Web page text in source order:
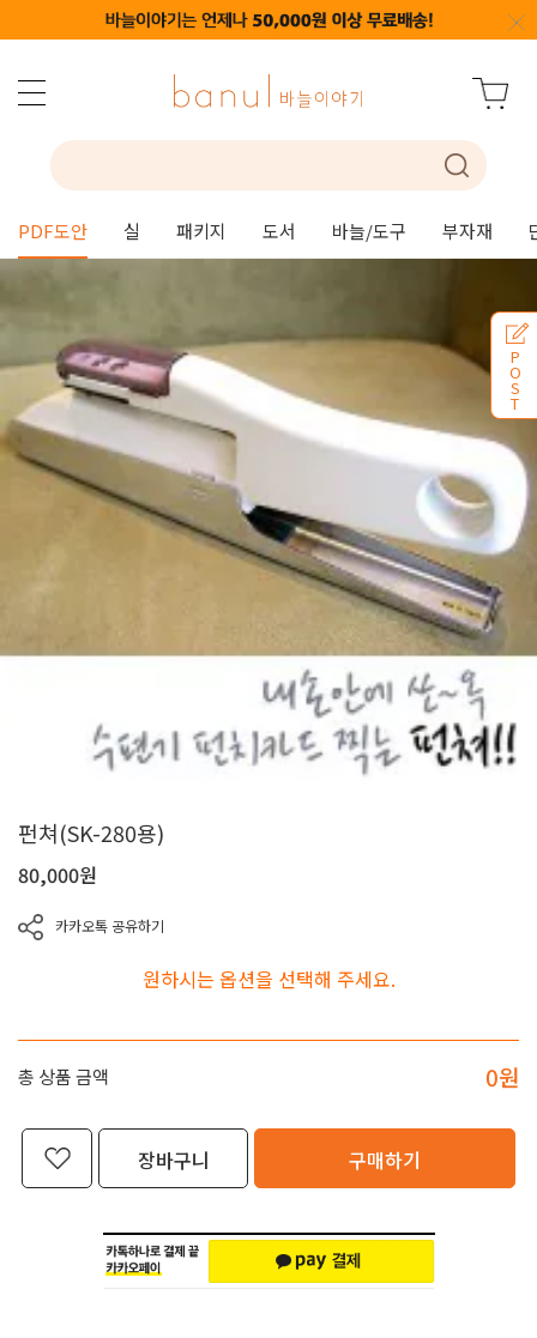
PDF도안 실 패키지 도서 바늘/도구 부자재
P
O
S
T
펀쳐(SK-280용)
80,000원
카카오톡 공유하기
원하시는 옵션을 선택해 주세요.
총 상품 금액 0원
장바구니 구매하기